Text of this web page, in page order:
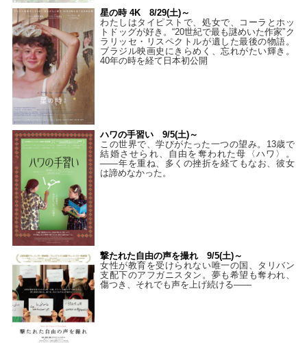
星の時 4K 8/29(土)～
わたしはタイピストで、処⼥で、コーラとホッ
トドッグが好き。“20世紀で最も謎めいた作家”ク
ラリッセ・リスペクトルが遺した最後の物語。
ブラジル映画史にきらめく、忘れがたい輝き。
40年の時を経て⽇本初公開
ハワの手習い 9/5(土)～
この世界で、学びがたった一つの望み。13歳で
結婚させられ、自由を奪われた母〈ハワ〉。
——年を重ね、多くの挫折を経てもなお、彼女
は諦めなかった。
撃たれた自由の声を撮れ 9/5(土)～
女性が教育を受けられない唯一の国、タリバン
支配下のアフガニスタン。夢も希望も奪われ、
傷つき、それでも声を上げ続ける——